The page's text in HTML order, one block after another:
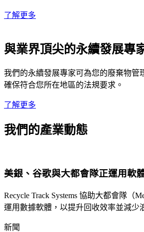
了解更多
與業界頂尖的永續發展專
我們的永續發展專家可為您的廢棄物管
確保符合您所在地區的法規要求。
了解更多
我們的產業動態
美銀、谷歌與大都會隊正運用軟
Recycle Track Systems 協助大都會隊（
運用數據軟體，以提升回收效率並減少
新聞